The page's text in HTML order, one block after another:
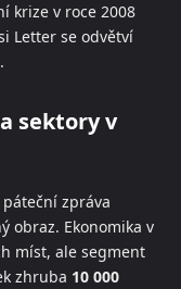
krize v roce 2008
Letter se odvětví
sektory v
zpráva
obraz. Ekonomika v
míst, ale segment
zhruba 10 000